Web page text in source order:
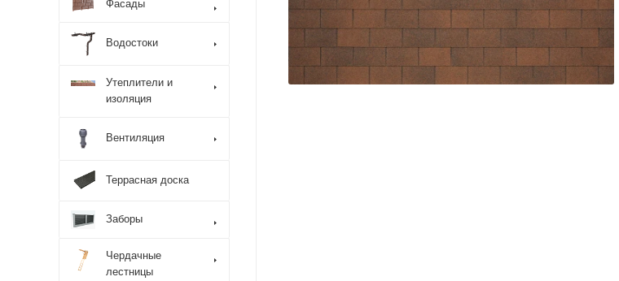
Фасады
Водостоки
Утеплители и
изоляция
Вентиляция
Террасная доска
Заборы
Чердачные
лестницы